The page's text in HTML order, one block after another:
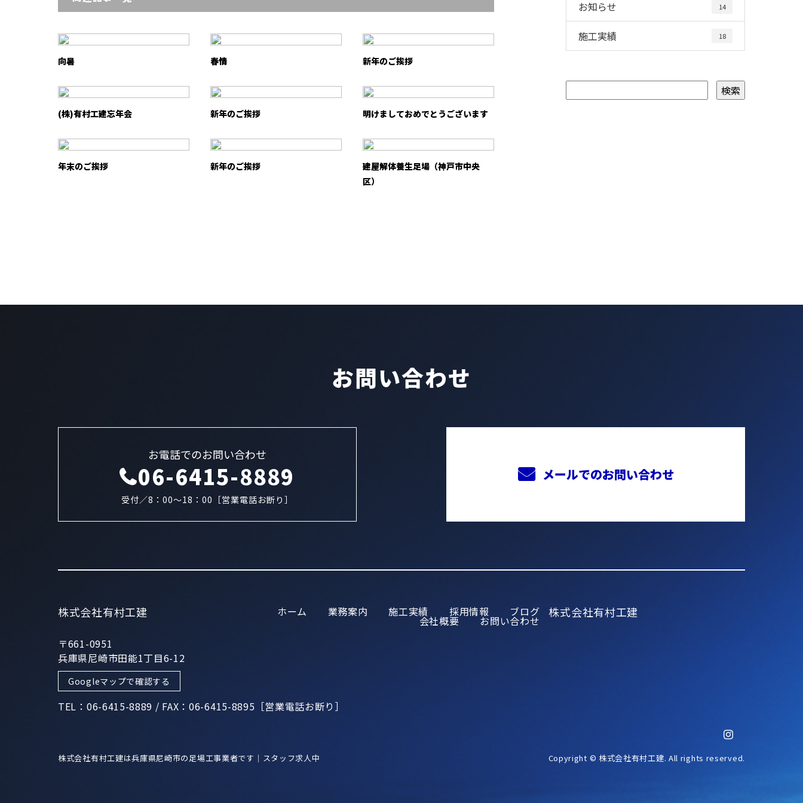
向暑 春情 新年のご挨拶
(株)有村工建忘年会 新年のご挨拶 明けましておめでとうございます
年末のご挨拶 新年のご挨拶
建屋解体養生足場（神戸市中央
区）
お知らせ 14
施工実績 18
お問い合わせ
お電話でのお問い合わせ
06-6415-8889
受付／8：00～18：00［営業電話お断り］
メールでのお問い合わせ
株式会社有村工建 ホーム 業務案内 施工実績 採用情報 ブログ
会社概要 お問い合わせ
株式会社有村工建
〒661-0951
兵庫県尼崎市田能1丁目6-12
Googleマップで確認する
TEL：06-6415-8889 / FAX：06-6415-8895［営業電話お断り］
株式会社有村工建は兵庫県尼崎市の足場工事業者です｜スタッフ求人中 Copyright © 株式会社有村工建. All rights reserved.